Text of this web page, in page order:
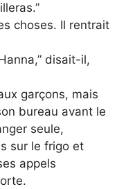
choses. Il rentrait
disait-il,
garçons, mais
bureau avant le
seule,
sur le frigo et
appels